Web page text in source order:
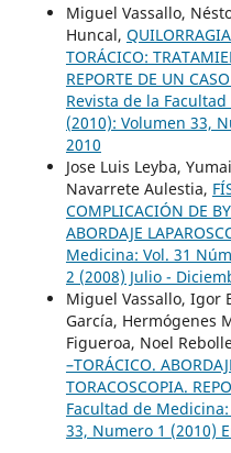
Miguel Vassallo,
Huncal,
TORÁCICO:
REPORTE DE UN
Revista de la
(2010): Volumen 33,
2010
Jose Luis Leyba,
Navarrete Aulestia,
COMPLICACIÓN DE
ABORDAJE
Medicina: Vol. 31
2 (2008) Julio -
Miguel Vassallo, Igor
García, Hermógenes
Figueroa, Noel
–TORÁCICO.
TORACOSCOPIA.
Facultad de
33, Numero 1 (2010)